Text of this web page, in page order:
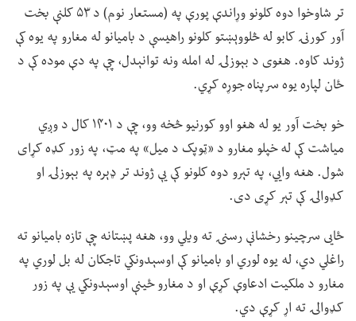
تر شاوخوا دوه کلونو وړاندې پورې په (مستعار نوم) د ۵۳ کلنې بخت
آور کورنۍ کابو له څلووېښتو کلونو راهیسې د بامیانو له مغارو په یوه کې
ژوند کاوه. هغوی د بېوزلۍ له امله ونه توانېدل، چې په دې موده کې د
ځان لپاره یوه سرپناه جوړه کړي.
خو بخت آور یو له هغو اوو کورنیو څخه وو، چې د ۱۴۰۱ کال د وږي
میاشت کې له خپلو مغارو د «ټوپک د میل» په مټ، په زور کډه کړای
شول. هغه وايي، په تېرو دوه کلونو کې یې ژوند تر ډېره په بېوزلۍ او
کډوالۍ کې تېر کړی دی.
ځايی سرچینو رخشانې رسنۍ ته ویلي وو، هغه پښتانه چې تازه بامیانو ته
راغلي دي، له یوه لوري او بامیانو کې اوسېدونکي تاجکان له بل لوري په
مغارو د ملکیت ادعاوې کړې او د مغارو ځینې اوسېدونکي یې په زور
کډوالۍ ته اړ کړې دي.